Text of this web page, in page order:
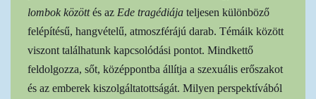
lombok közöttés az Ede tragédiája teljesen különböző
felépítésű, hangvételű, atmoszférájú darab. Témáik között
viszont találhatunk kapcsolódási pontot. Mindkettő
feldolgozza, sőt, középpontba állítja a szexuális erőszakot
és az emberek kiszolgáltatottságát. Milyen perspektívából